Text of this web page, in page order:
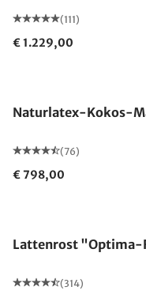
(111)
€ 1.229,00
Naturlatex-Kokos-
(76)
€ 798,00
Lattenrost "Optima-
(314)